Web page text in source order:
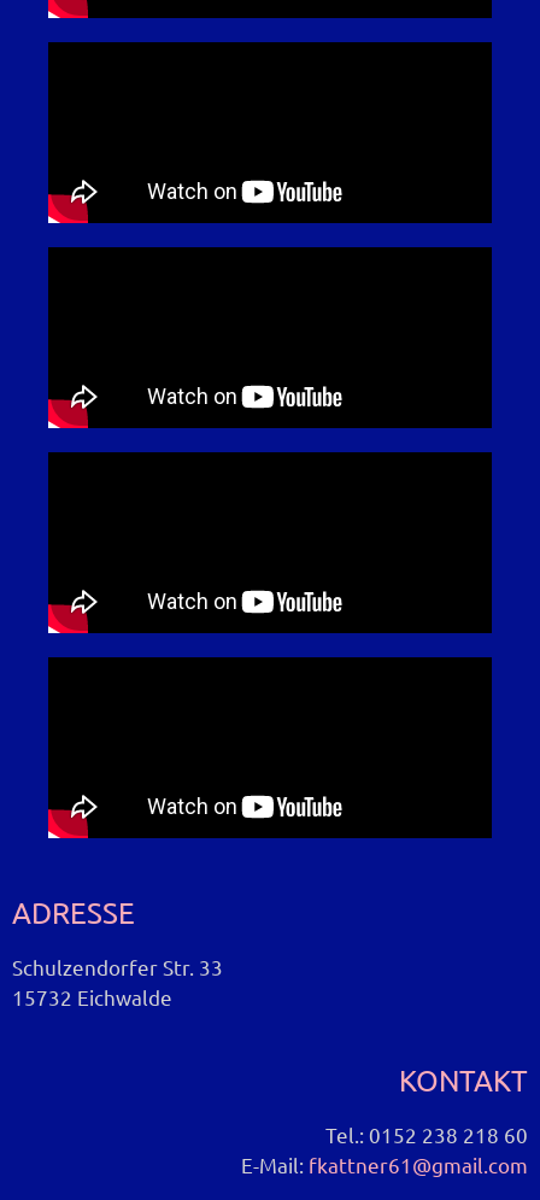
ADRESSE
Schulzendorfer Str. 33
15732 Eichwalde
KONTAKT
Tel.: 0152 238 218 60
E-Mail: fkattner61@gmail.com